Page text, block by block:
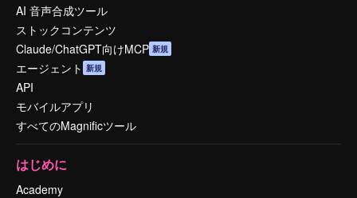
AI 音声合成ツール
ストックコンテンツ
Claude/ChatGPT向けMCP 新規
エージェント 新規
API
モバイルアプリ
すべてのMagnificツール
はじめに
Academy